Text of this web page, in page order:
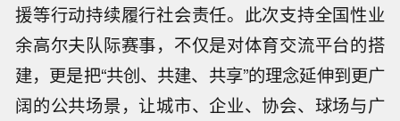
援等行动持续履行社会责任。此次支持全国性业
余高尔夫队际赛事，不仅是对体育交流平台的搭
建，更是把“共创、共建、共享”的理念延伸到更广
阔的公共场景，让城市、企业、协会、球场与广